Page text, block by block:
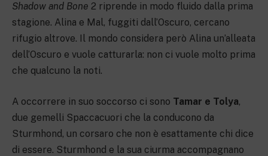
Shadow and Bone 2 riprende in modo fluido dalla prima
stagione. Alina e Mal, fuggiti dall’Oscuro, cercano
rifugio altrove. Il mondo considera però Alina un’alleata
dell’Oscuro e vuole catturarla: non ci vuole molto prima
che qualcuno la noti.
A occorrere in suo soccorso ci sono Tamar e Tolya,
due gemelli Spaccacuori che la conducono da
Sturmhond, un corsaro che non è esattamente chi dice
di essere. Sturmhond e la sua ciurma accompagnano